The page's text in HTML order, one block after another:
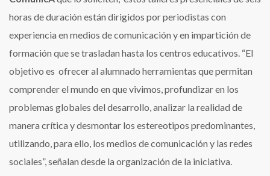
horas de duración están dirigidos por periodistas con
experiencia en medios de comunicación y en impartición de
formación que se trasladan hasta los centros educativos. “El
objetivo es ofrecer al alumnado herramientas que permitan
comprender el mundo en que vivimos, profundizar en los
problemas globales del desarrollo, analizar la realidad de
manera crítica y desmontar los estereotipos predominantes,
utilizando, para ello, los medios de comunicación y las redes
sociales”, señalan desde la organización de la iniciativa.